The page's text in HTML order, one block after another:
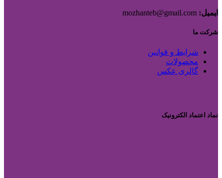
ایمیل:
شرکت ما
شرایط و قوانین
محصولات
گالری عکس
نماد اعتماد الکترونیک